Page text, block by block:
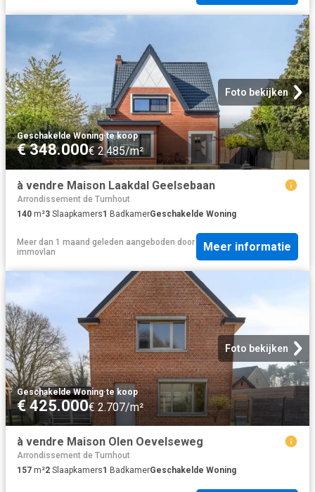
Foto bekijken
Geschakelde Woning·te koop
€ 348.000€ 2.485/m²
à vendre Maison Laakdal Geelsebaan
Arrondissement de Turnhout
140 m²3 Slaapkamers1 BadkamerGeschakelde Woning
Meer dan 1 maand geleden aangeboden door
immovlan
Meer informatie
Foto bekijken
Geschakelde Woning·te koop
€ 425.000€ 2.707/m²
à vendre Maison Olen Oevelseweg
Arrondissement de Turnhout
157 m²2 Slaapkamers1 BadkamerGeschakelde Woning